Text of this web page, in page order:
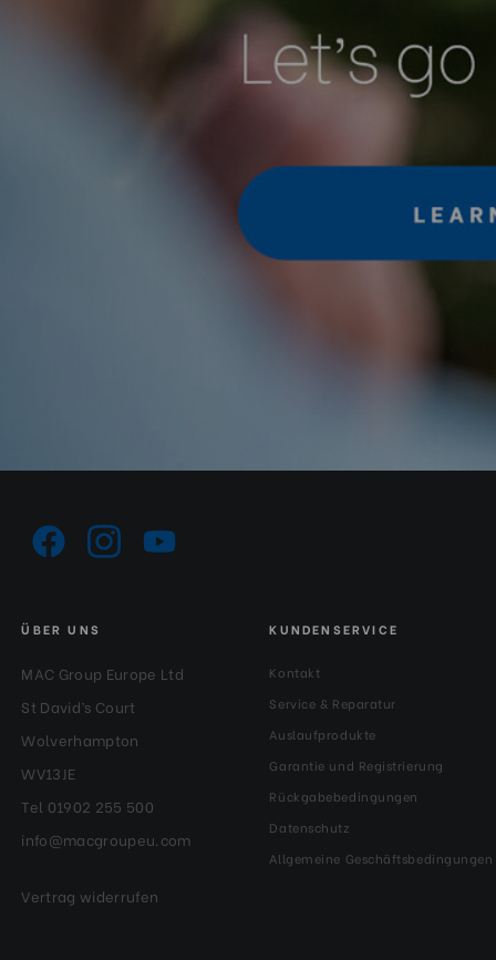
ÜBER UNS
MAC Group Europe Ltd
St David’s Court
Wolverhampton
WV13JE
Tel 01902 255 500
info@macgroupeu.com
Vertrag widerrufen
KUNDENSERVICE
Kontakt
Service & Reparatur
Auslaufprodukte
Garantie und Registrierung
Rückgabebedingungen
Datenschutz
Allgemeine Geschäftsbedingungen